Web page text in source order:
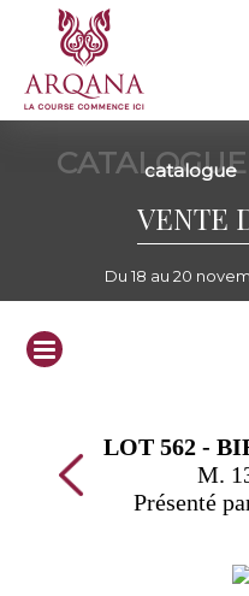
CATALOGUE
catalogue
VENTE
Du 18 au 20
LOT 562 -
M.
Présenté